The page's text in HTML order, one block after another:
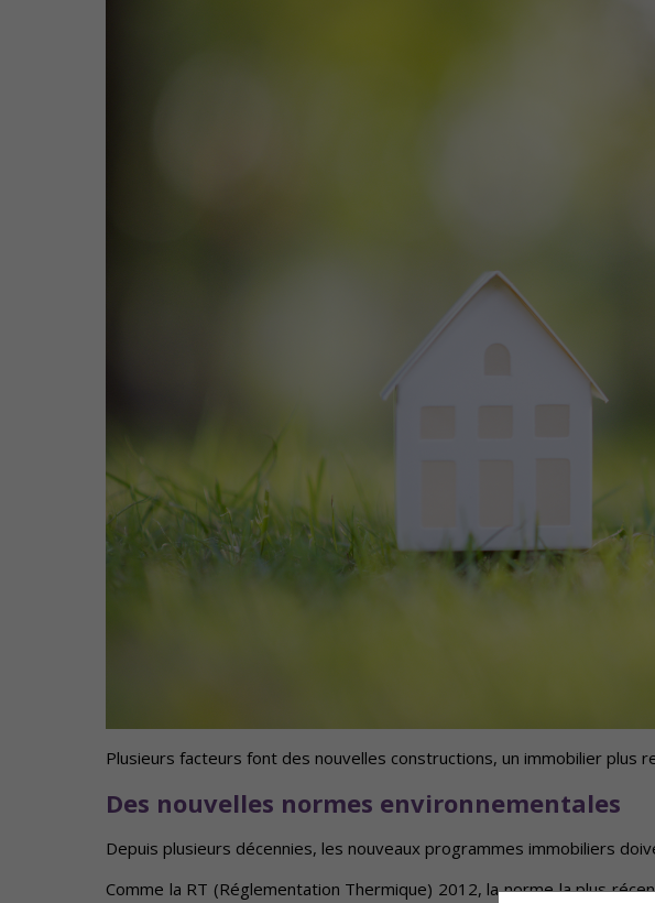
Plusieurs facteurs font des nouvelles constructions, un immobilier plus
Des nouvelles normes environnementales
Depuis plusieurs décennies, les nouveaux programmes immobiliers
Comme la RT (Réglementation Thermique) 2012, la norme la plus